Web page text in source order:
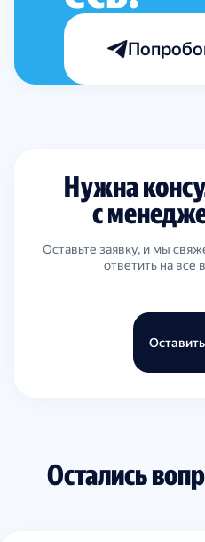
Нужна
с
Оставьте заявку, и мы
ответить на все
Остались